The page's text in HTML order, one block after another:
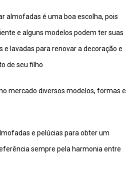
almofadas é uma boa escolha, pois
e alguns modelos podem ter suas
lavadas para renovar a decoração e
de seu filho.
mercado diversos modelos, formas e
e pelúcias para obter um
sempre pela harmonia entre